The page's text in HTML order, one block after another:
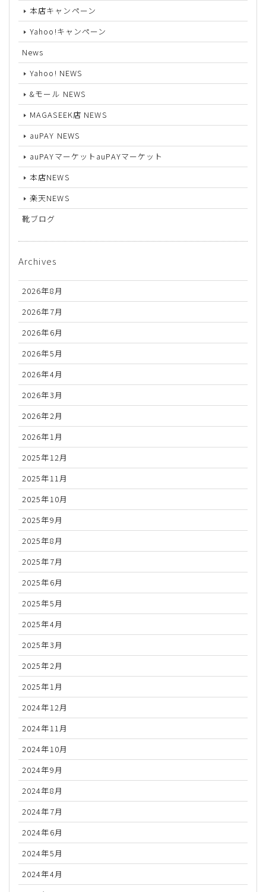
本店キャンペーン
Yahoo!キャンペーン
News
Yahoo! NEWS
&モール NEWS
MAGASEEK店 NEWS
auPAY NEWS
auPAYマーケットauPAYマーケット
本店NEWS
楽天NEWS
靴ブログ
Archives
2026年8月
2026年7月
2026年6月
2026年5月
2026年4月
2026年3月
2026年2月
2026年1月
2025年12月
2025年11月
2025年10月
2025年9月
2025年8月
2025年7月
2025年6月
2025年5月
2025年4月
2025年3月
2025年2月
2025年1月
2024年12月
2024年11月
2024年10月
2024年9月
2024年8月
2024年7月
2024年6月
2024年5月
2024年4月